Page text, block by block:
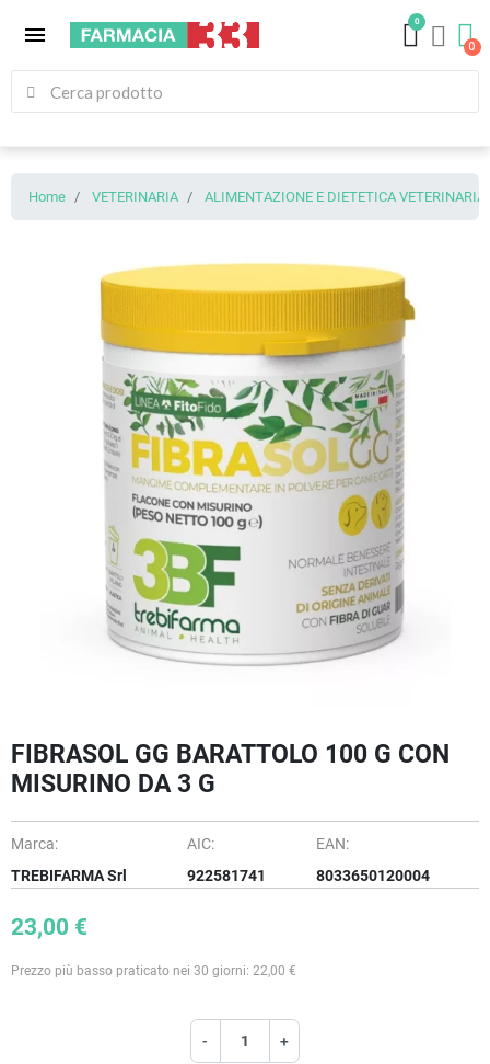
menu
0
Home VETERINARIA ALIMENTAZIONE E DIETETICA VETERINARIA
FIBRASOL GG BARATTOLO 100 G CON
MISURINO DA 3 G
Marca:
TREBIFARMA Srl
AIC:
922581741
EAN:
8033650120004
23,00 €
Prezzo più basso praticato nei 30 giorni: 22,00 €
- +